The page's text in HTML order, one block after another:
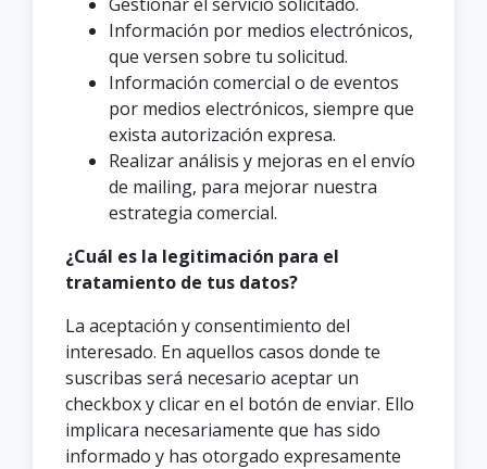
Información por medios electrónicos,
que versen sobre tu solicitud.
Información comercial o de eventos
por medios electrónicos, siempre que
exista autorización expresa.
Realizar análisis y mejoras en el envío
de mailing, para mejorar nuestra
estrategia comercial.
¿Cuál es la legitimación para el
tratamiento de tus datos?
La aceptación y consentimiento del
interesado. En aquellos casos donde te
suscribas será necesario aceptar un
checkbox y clicar en el botón de enviar. Ello
implicara necesariamente que has sido
informado y has otorgado expresamente